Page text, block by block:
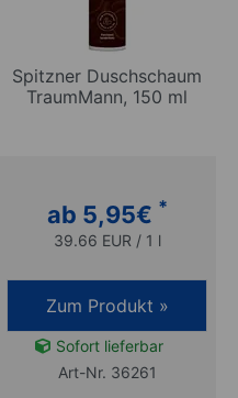
Spitzner Duschschaum
TraumMann, 150 ml
ab 5,95€ *
39.66 EUR / 1 l
Zum Produkt »
Sofort lieferbar
Art-Nr. 36261